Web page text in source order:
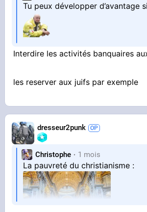
Tu peux développer d’avantage
Interdire les activités banquaires
les reserver aux juifs par exemple
dresseur2punk
Christophe 1 mois
La pauvreté du christianisme :